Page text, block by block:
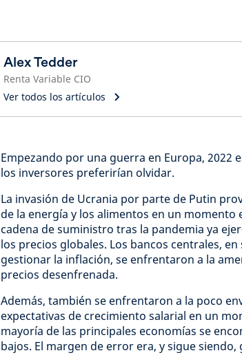
Alex Tedder
Renta Variable CIO
Ver todos los artículos
Empezando por una guerra en Europa, 2022
los inversores preferirían olvidar.
La invasión de Ucrania por parte de Putin
de la energía y los alimentos en un momento
cadena de suministro tras la pandemia ya
los precios globales. Los bancos centrales,
gestionar la inflación, se enfrentaron a la
precios desenfrenada.
Además, también se enfrentaron a la poco
expectativas de crecimiento salarial en un
mayoría de las principales economías se
bajos. El margen de error era, y sigue siendo,